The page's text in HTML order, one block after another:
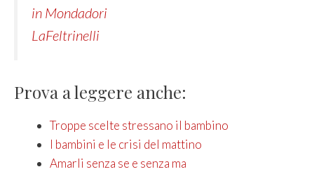
in Mondadori
LaFeltrinelli
Prova a leggere anche:
Troppe scelte stressano il bambino
I bambini e le crisi del mattino
Amarli senza se e senza ma